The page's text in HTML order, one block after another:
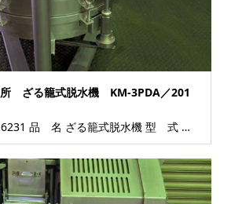
所 ざる籠式脱水機 KM-3PDA／201
お問合せ番号 Y-6231 品 名 ざる籠式脱水機 型 式 KM-3PDA 種 類 各...